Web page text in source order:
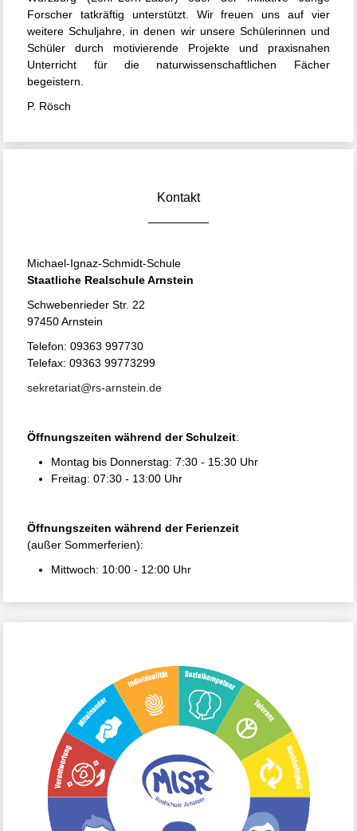
Forscher tatkräftig unterstützt. Wir freuen uns auf vier
weitere Schuljahre, in denen wir unsere Schülerinnen und
Schüler durch motivierende Projekte und praxisnahen
Unterricht für die naturwissenschaftlichen Fächer
begeistern.
P. Rösch
Kontakt
Michael-Ignaz-Schmidt-Schule
Staatliche Realschule Arnstein
Schwebenrieder Str. 22
97450 Arnstein
Telefon: 09363 997730
Telefax: 09363 99773299
sekretariat@rs-arnstein.de
Öffnungszeiten während der Schulzeit:
Montag bis Donnerstag: 7:30 - 15:30 Uhr
Freitag: 07:30 - 13:00 Uhr
Öffnungszeiten während der Ferienzeit
(außer Sommerferien):
Mittwoch: 10:00 - 12:00 Uhr